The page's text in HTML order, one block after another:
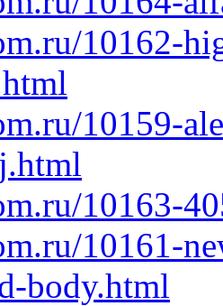
10162-
10159-
10163-
10161-
body.html